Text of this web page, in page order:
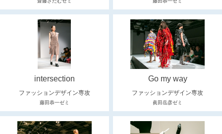
intersection
ファッションデザイン専攻
藤田恭一ゼミ
Go my way
ファッションデザイン専攻
眞田岳彦ゼミ